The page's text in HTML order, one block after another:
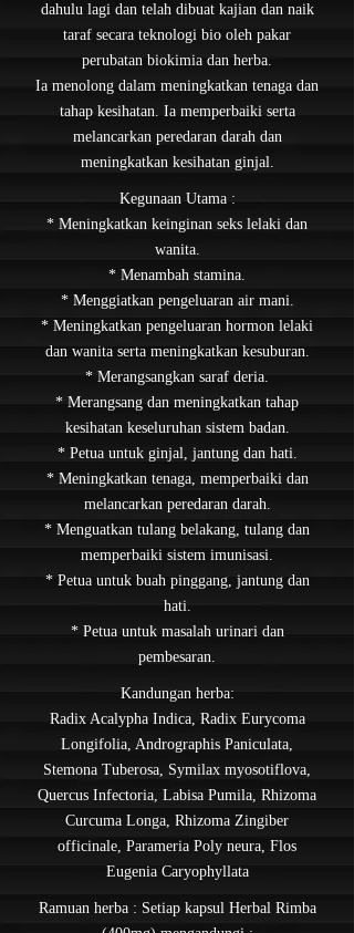
dahulu lagi dan telah dibuat kajian dan naik
taraf secara teknologi bio oleh pakar
perubatan biokimia dan herba.
Ia menolong dalam meningkatkan tenaga dan
tahap kesihatan. Ia memperbaiki serta
melancarkan peredaran darah dan
meningkatkan kesihatan ginjal.
Kegunaan Utama :
* Meningkatkan keinginan seks lelaki dan
wanita.
* Menambah stamina.
* Menggiatkan pengeluaran air mani.
* Meningkatkan pengeluaran hormon lelaki
dan wanita serta meningkatkan kesuburan.
* Merangsangkan saraf deria.
* Merangsang dan meningkatkan tahap
kesihatan keseluruhan sistem badan.
* Petua untuk ginjal, jantung dan hati.
* Meningkatkan tenaga, memperbaiki dan
melancarkan peredaran darah.
* Menguatkan tulang belakang, tulang dan
memperbaiki sistem imunisasi.
* Petua untuk buah pinggang, jantung dan
hati.
* Petua untuk masalah urinari dan
pembesaran.
Kandungan herba:
Radix Acalypha Indica, Radix Eurycoma
Longifolia, Andrographis Paniculata,
Stemona Tuberosa, Symilax myosotiflova,
Quercus Infectoria, Labisa Pumila, Rhizoma
Curcuma Longa, Rhizoma Zingiber
officinale, Parameria Poly neura, Flos
Eugenia Caryophyllata
Ramuan herba : Setiap kapsul Herbal Rimba